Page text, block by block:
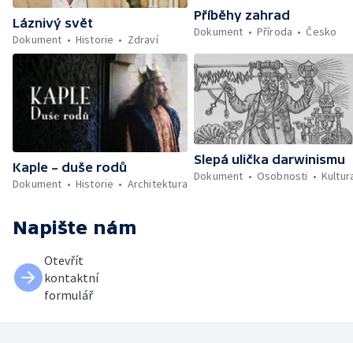
Láznivý svět
Dokument
Historie Zdraví
Příběhy zahrad
Dokument
Příroda Česko
Kaple – duše rodů
Dokument
Historie Architektura
Slepá ulička darwinismu
Dokument
Osobnosti
Napište nám
Otevřít
kontaktní
formulář